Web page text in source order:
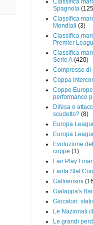
Spagnola
Classifica
Mondiali (3)
Classifica
Premier
Classifica
Serie A (420)
Compresse di
Coppa
Coppe
performance
Difesa o
scudetto? (8)
Europa
Europa
Evoluzione
coppe (1)
Fair Play
Fanta Stat
Gallianismi
Gialappa's
Giocatori:
Le Nazionali
Le grandi